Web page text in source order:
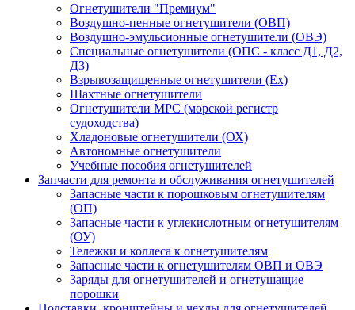
Огнетушители "Премиум"
Воздушно-пенные огнетушители (ОВП)
Воздушно-эмульсионные огнетушители (ОВЭ)
Специальные огнетушители (ОПС - класс Д1, Д2,
Д3)
Взрывозащищенные огнетушители (Ex)
Шахтные огнетушители
Огнетушители МРС (морской регистр
судоходства)
Хладоновые огнетушители (ОХ)
Автономные огнетушители
Учебные пособия огнетушителей
Запчасти для ремонта и обслуживания огнетушителей
Запасные части к порошковым огнетушителям
(ОП)
Запасные части к углекислотным огнетушителям
(ОУ)
Тележки и коллеса к огнетушителям
Запасные части к огнетушителям ОВП и ОВЭ
Заряды для огнетушителей и огнетушащие
порошки